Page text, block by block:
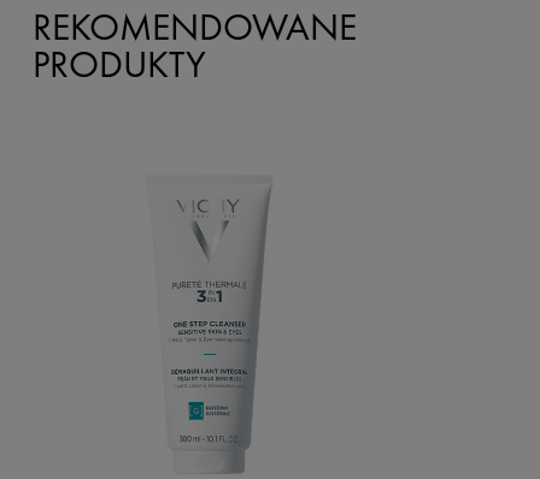
REKOMENDOWANE
PRODUKTY